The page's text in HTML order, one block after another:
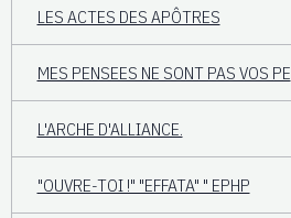
LES ACTES DES APÔTRES
MES PENSEES NE SONT PAS VOS PE
L'ARCHE D'ALLIANCE.
"OUVRE-TOI !" "EFFATA" " EPHP